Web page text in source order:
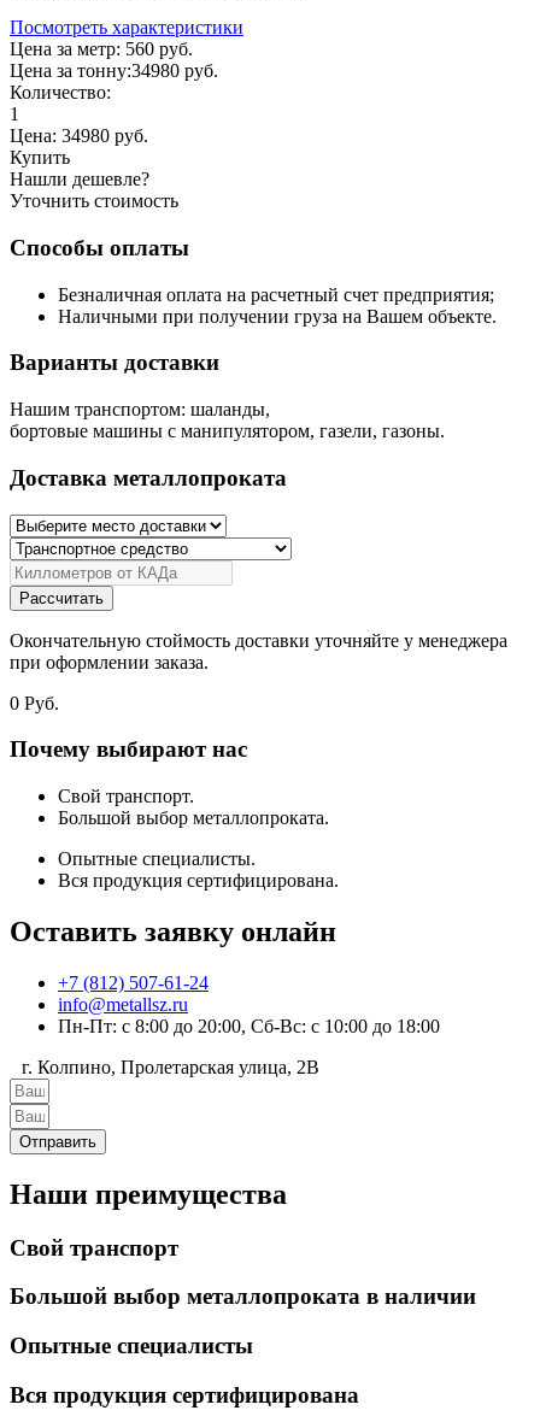
Посмотреть характеристики
Цена за метр: 560 руб.
Цена за тонну:34980 руб.
Количество:
1
Цена: 34980 руб.
Купить
Нашли дешевле?
Уточнить стоимость
Способы оплаты
Безналичная оплата на расчетный счет предприятия;
Наличными при получении груза на Вашем объекте.
Варианты доставки
Нашим транспортом: шаланды,
бортовые машины с манипулятором, газели, газоны.
Доставка металлопроката
Рассчитать
Окончательную стоймость доставки уточняйте у менеджера
при оформлении заказа.
0 Руб.
Почему выбирают нас
Свой транспорт.
Большой выбор металлопроката.
Опытные специалисты.
Вся продукция сертифицирована.
Оставить заявку онлайн
+7 (812) 507-61-24
info@metallsz.ru
Пн-Пт: с 8:00 до 20:00, Сб-Вс: с 10:00 до 18:00
г. Колпино, Пролетарская улица, 2В
Отправить
Наши преимущества
Свой транспорт
Большой выбор металлопроката в наличии
Опытные специалисты
Вся продукция сертифицирована